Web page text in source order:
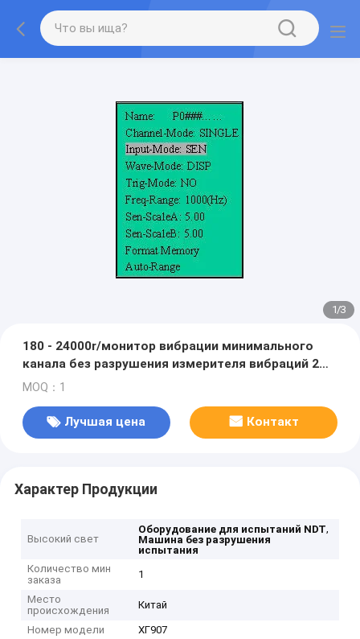
1/3
180 - 24000r/монитор вибрации минимального
канала без разрушения измерителя вибраций 2
оборудования для испытаний портативный
MOQ：1
Лучшая цена Контакт
Характер Продукции
Высокий свет
Оборудование для испытаний NDT,
Машина без разрушения
испытания
Количество мин
заказа
1
Место
происхождения
Китай
Номер модели
ХГ907